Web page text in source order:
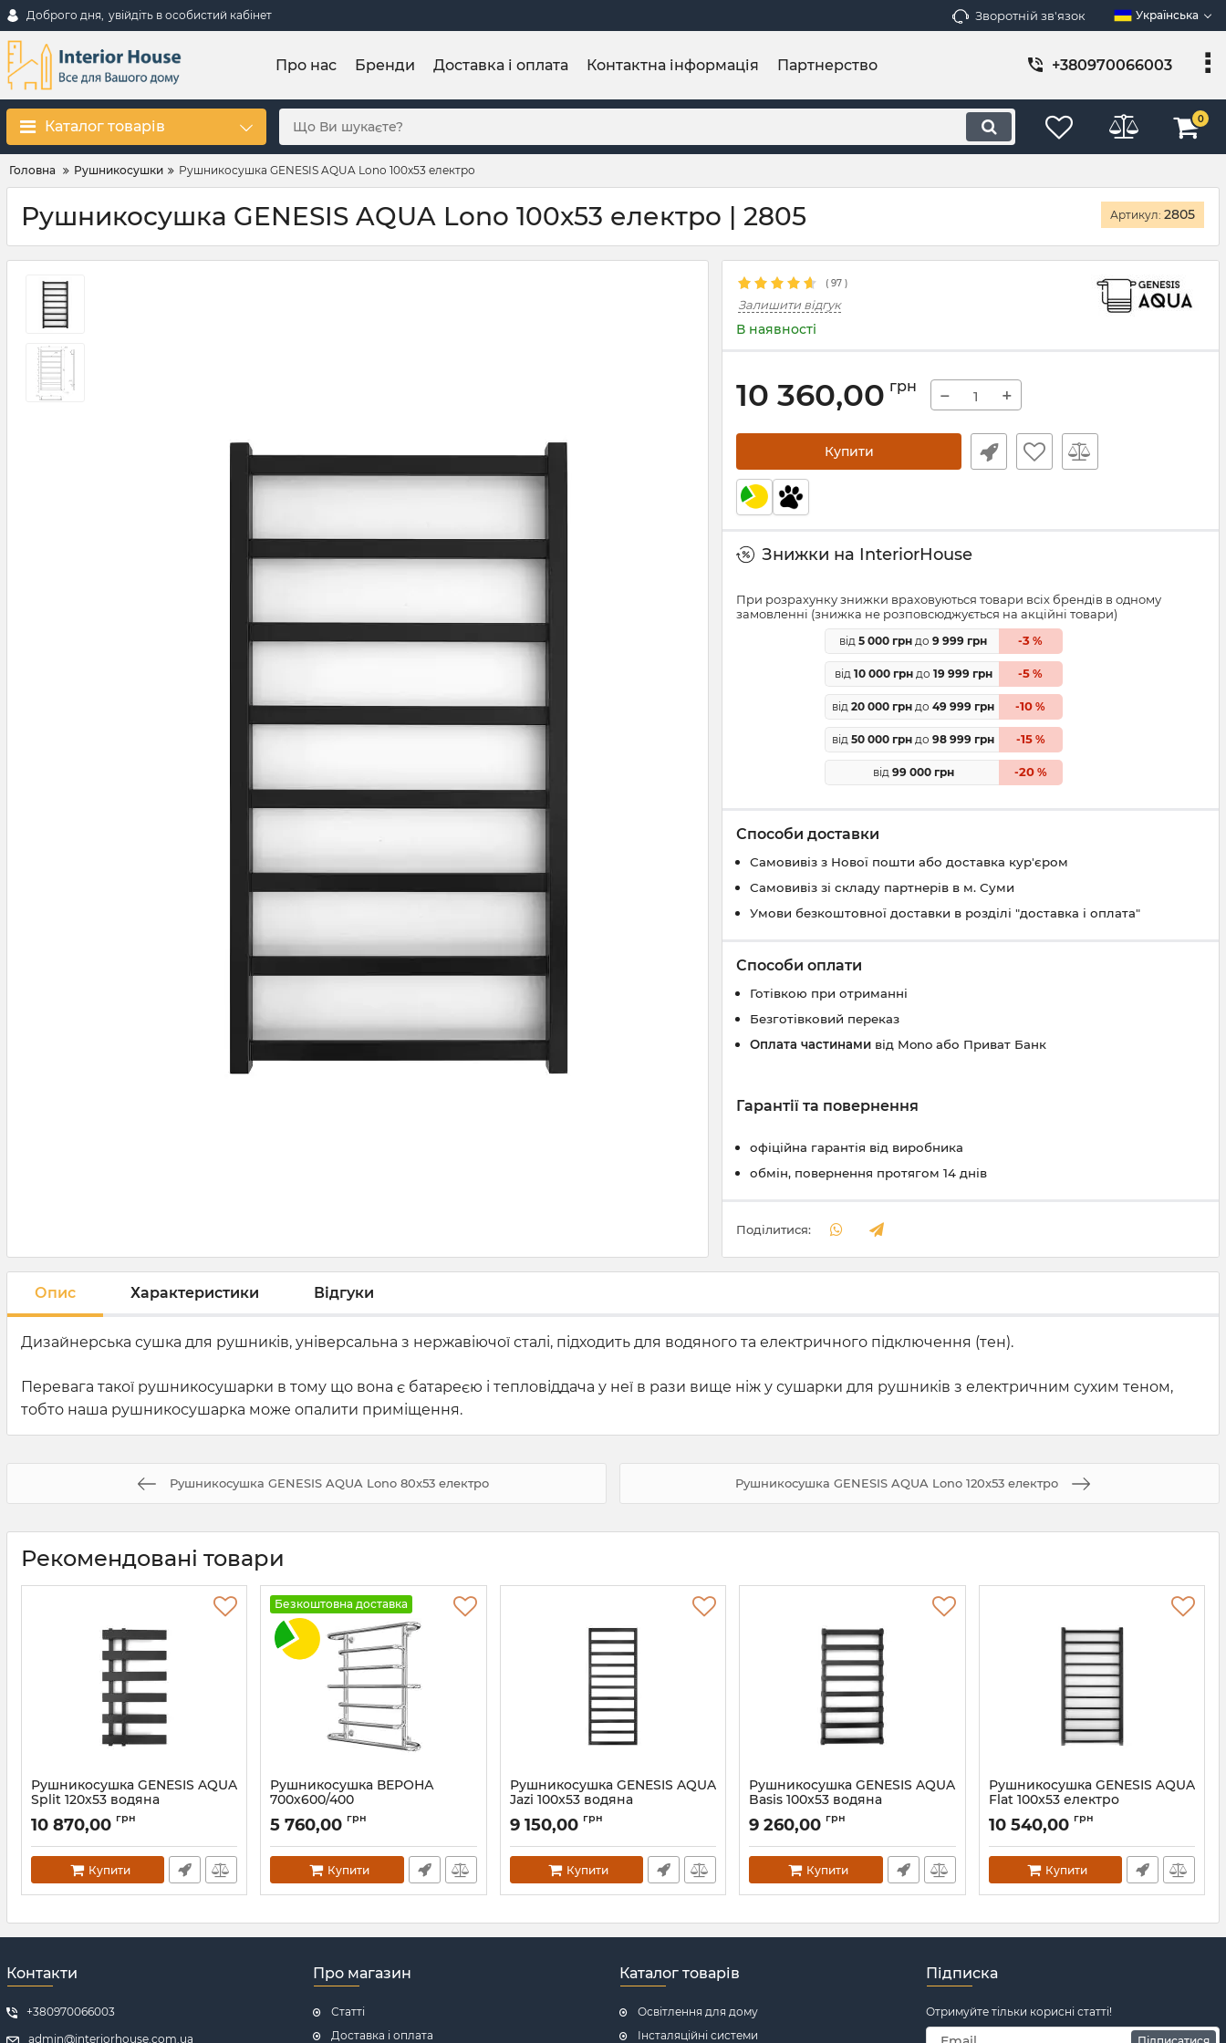
Доброго дня, увійдіть в особистий кабінет Зворотній зв'язок Українська
Про нас Бренди Доставка і оплата Контактна інформація Партнерство +380970066003
Каталог товарів 0
Головна Рушникосушки Рушникосушка GENESIS AQUA Lono 100x53 електро
Рушникосушка GENESIS AQUA Lono 100x53 електро | 2805 Артикул: 2805
( 97 )
Залишити відгук
В наявності
10 360,00 грн − +
Купити
Знижки на InteriorHouse
При розрахунку знижки враховуються товари всіх брендів в одному
замовленні (знижка не розповсюджується на акційні товари)
від 5 000 грн до 9 999 грн -3 %
від 10 000 грндо 19 999 грн -5 %
від 20 000 грн до 49 999 грн -10 %
від 50 000 грн до 98 999 грн -15%
від 99 000 грн -20%
Способи доставки
Самовивіз з Нової пошти або доставка кур'єром
Самовивіз зі складу партнерів в м. Суми
Умови безкоштовної доставки в розділі "доставка і оплата"
Способи оплати
Готівкою при отриманні
Безготівковий переказ
Оплата частинами від Mono або Приват Банк
Гарантії та повернення
офіційна гарантія від виробника
обмін, повернення протягом 14 днів
Поділитися:
Опис Характеристики Відгуки
Дизайнерська сушка для рушників, універсальна з нержавіючої сталі, підходить для водяного та електричного підключення (тен).
Перевага такої рушникосушарки в тому що вона є батареєю і тепловіддача у неї в рази вище ніж у сушарки для рушників з електричним сухим теном,
тобто наша рушникосушарка може опалити приміщення.
Рушникосушка GENESIS AQUA Lono 80x53 електро Рушникосушка GENESIS AQUA Lono 120x53 електро
Рекомендовані товари
Рушникосушка GENESIS AQUA
Split 120x53 водяна
Артикул:1603
10 870,00 грн
Купити
Безкоштовна доставка
Рушникосушка ВЕРОНА
700х600/400
Артикул: 1.1.0500.01.P
5 760,00 грн
Купити
Рушникосушка GENESIS AQUA
Jazi 100x53 водяна
Артикул:54002
9 150,00 грн
Купити
Рушникосушка GENESIS AQUA
Basis 100x53 водяна
Артикул: 10002
9 260,00 грн
Купити
Рушникосушка GENESIS AQUA
Flat 100x53 електро
Артикул:1205
10 540,00 грн
Купити
Контакти
+380970066003
admin@interiorhouse.com.ua
Про магазин
Статті
Доставка і оплата
Каталог товарів
Освітлення для дому
Інсталяційні системи
Підписка
Отримуйте тільки корисні статті!